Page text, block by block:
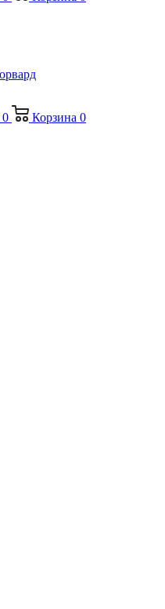
0 Корзина 0